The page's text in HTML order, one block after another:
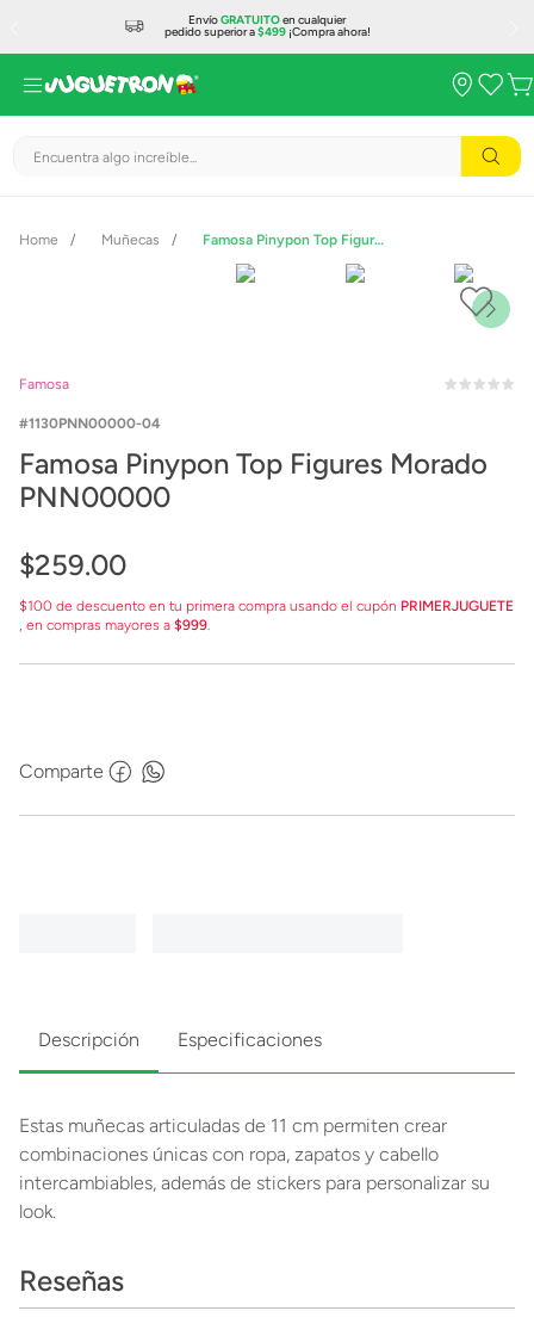
EnvíoGRATUITOen cualquier
pedido superior a$499¡Compra ahora!
Encuentra algo increíble...
Muñecas Famosa Pinypon Top Figures Morado PNN00000
Famosa
1130PNN00000-04
Famosa Pinypon Top Figures Morado
PNN00000
$259.00
$100 de descuento en tu primera compra usando el cupón PRIMERJUGUETE
, en compras mayores a $999.
Comparte
Descripción Especificaciones
Estas muñecas articuladas de 11 cm permiten crear
combinaciones únicas con ropa, zapatos y cabello
intercambiables, además de stickers para personalizar su
look.
Reseñas